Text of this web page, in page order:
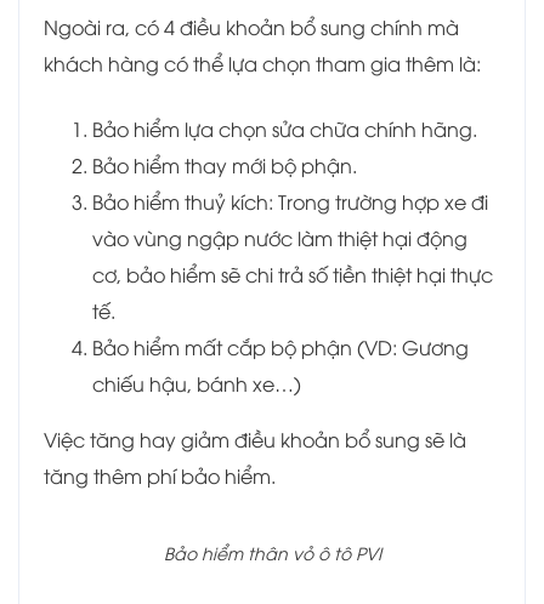
Ngoài ra, có 4 điều khoản bổ sung chính mà
khách hàng có thể lựa chọn tham gia thêm là:
Bảo hiểm lựa chọn sửa chữa chính hãng.
Bảo hiểm thay mới bộ phận.
Bảo hiểm thuỷ kích: Trong trường hợp xe đi
vào vùng ngập nước làm thiệt hại động
cơ, bảo hiểm sẽ chi trả số tiền thiệt hại thực
tế.
Bảo hiểm mất cắp bộ phận (VD: Gương
chiếu hậu, bánh xe…)
Việc tăng hay giảm điều khoản bổ sung sẽ là
tăng thêm phí bảo hiểm.
Bảo hiểm thân vỏ ô tô PVI